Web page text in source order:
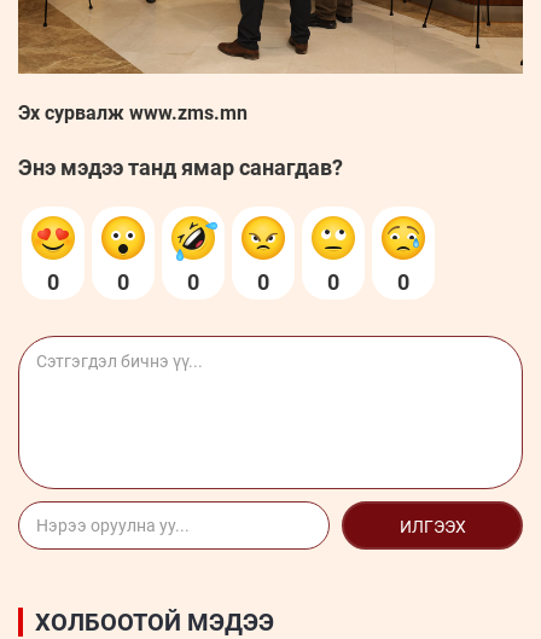
Эх сурвалж www.zms.mn
Энэ мэдээ танд ямар санагдав?
0 0 0 0 0 0
ИЛГЭЭХ
ХОЛБООТОЙ МЭДЭЭ